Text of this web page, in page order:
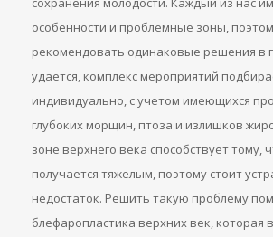
особенности и проблемные зоны,
рекомендовать одинаковые решения в
удается, комплекс мероприятий
индивидуально, с учетом имеющихся
глубоких морщин, птоза и излишков
зоне верхнего века способствует тому,
получается тяжелым, поэтому стоит
недостаток. Решить такую проблему
блефаропластика верхних век, которая